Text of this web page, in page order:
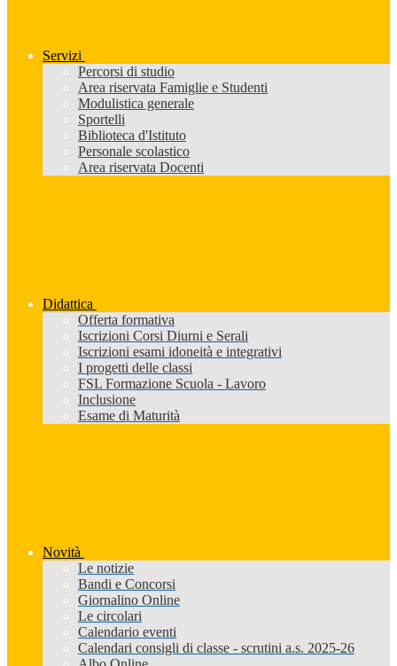
Servizi
Percorsi di studio
Area riservata Famiglie e Studenti
Modulistica generale
Sportelli
Biblioteca d'Istituto
Personale scolastico
Area riservata Docenti
Didattica
Offerta formativa
Iscrizioni Corsi Diurni e Serali
Iscrizioni esami idoneità e integrativi
I progetti delle classi
FSL Formazione Scuola - Lavoro
Inclusione
Esame di Maturità
Novità
Le notizie
Bandi e Concorsi
Giornalino Online
Le circolari
Calendario eventi
Calendari consigli di classe - scrutini a.s. 2025-26